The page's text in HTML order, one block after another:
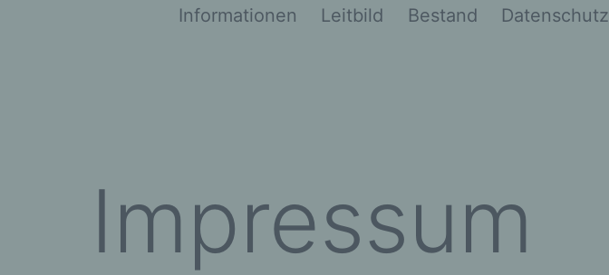
Informationen Leitbild Bestand Datenschutz
Impressum